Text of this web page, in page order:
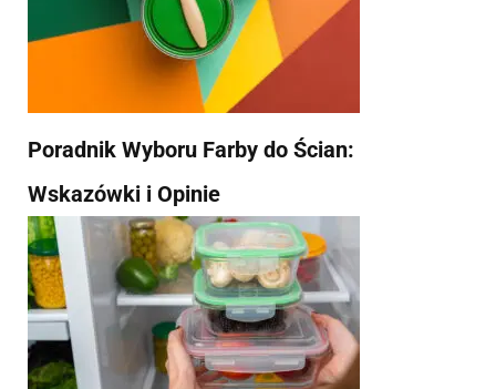
Poradnik Wyboru Farby do Ścian:
Wskazówki i Opinie